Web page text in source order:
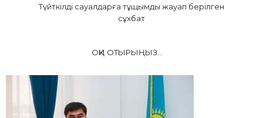
Түйткілді сауалдарға тұщымды жауап берілген
сұхбат
ОҚИ ОТЫРЫҢЫЗ...